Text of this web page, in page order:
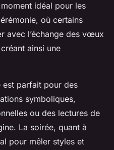
idéal pour les
où certains
avec l’échange des vœux
ainsi une
est parfait pour des
symboliques,
ou des lectures de
La soirée, quant à
pour mêler styles et